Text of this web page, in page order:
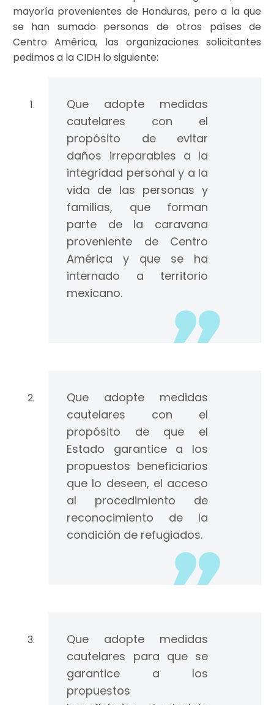
mayoría provenientes de Honduras, pero a la que
se han sumado personas de otros países de
Centro América, las organizaciones solicitantes
pedimos a la CIDH lo siguiente:
Que adopte medidas
cautelares con el
propósito de evitar
daños irreparables a la
integridad personal y a la
vida de las personas y
familias, que forman
parte de la caravana
proveniente de Centro
América y que se ha
internado a territorio
mexicano.
Que adopte medidas
cautelares con el
propósito de que el
Estado garantice a los
propuestos beneficiarios
que lo deseen, el acceso
al procedimiento de
reconocimiento de la
condición de refugiados.
Que adopte medidas
cautelares para que se
garantice a los
propuestos